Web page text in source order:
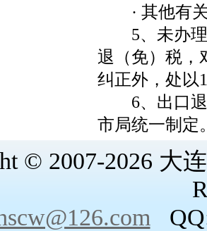
· 其他有关
5、未办理
退（免）税，
纠正外，处以
6、出口退
市局统一制定
© 2007-2026 大